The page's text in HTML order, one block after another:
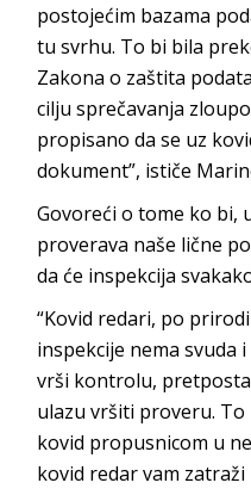
postojećim bazama
tu svrhu. To bi bila
Zakona o zaštita
cilju sprečavanja
propisano da se uz
dokument”, ističe
Govoreći o tome ko bi,
proverava naše lične
da će inspekcija
“Kovid redari, po
inspekcije nema svuda
vrši kontrolu,
ulazu vršiti proveru. To
kovid propusnicom u
kovid redar vam